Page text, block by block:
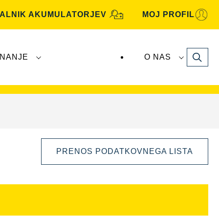
AKUMULATORJEV MOJ PROFIL
O NAS Search
PRENOS PODATKOVNEGA LISTA